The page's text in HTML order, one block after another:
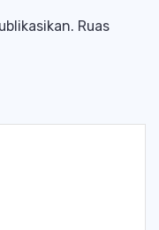
Ruas